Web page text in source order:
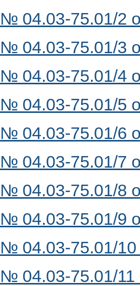
04.03-75.01/2
04.03-75.01/3
04.03-75.01/4
04.03-75.01/5
04.03-75.01/6
04.03-75.01/7
04.03-75.01/8
04.03-75.01/9
04.03-75.01/10
04.03-75.01/11